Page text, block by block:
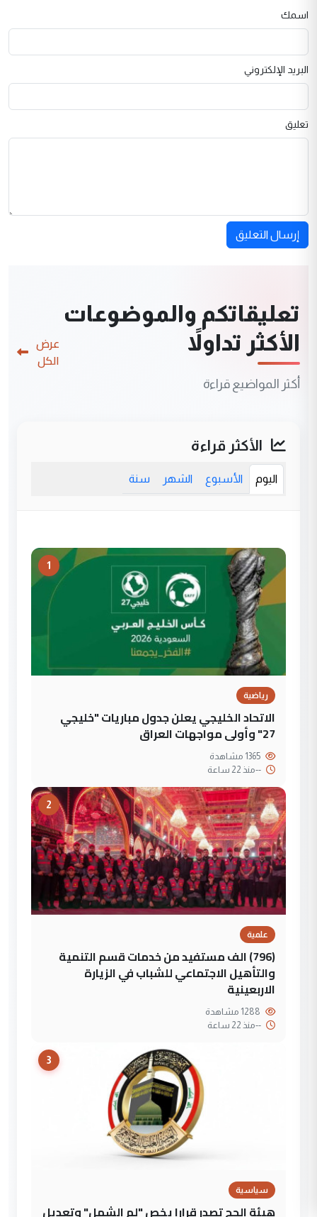
اسمك
البريد الإلكتروني
تعليق
إرسال التعليق
تعليقاتكم والموضوعات
الأكثر تداولاً
أكثر المواضيع قراءة
عرض
الكل
الأكثر قراءة
اليوم الأسبوع الشهر سنة
1
رياضية
الاتحاد الخليجي يعلن جدول مباريات "خليجي
27" وأولى مواجهات العراق
--منذ 22 ساعة
2
علمية
(796) الف مستفيد من خدمات قسم التنمية
والتأهيل الاجتماعي للشباب في الزيارة
الاربعينية
--منذ 22 ساعة
3
سياسية
هيئة الحج تصدر قرارا يخص "لم الشمل" وتعديل